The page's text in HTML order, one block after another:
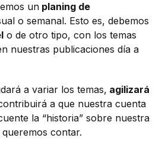
un planing de
o semanal. Esto es, debemos
o de otro tipo, con los temas
nuestras publicaciones día a
a variar los temas, agilizará
a que nuestra cuenta
la “historia” sobre nuestra
contar.